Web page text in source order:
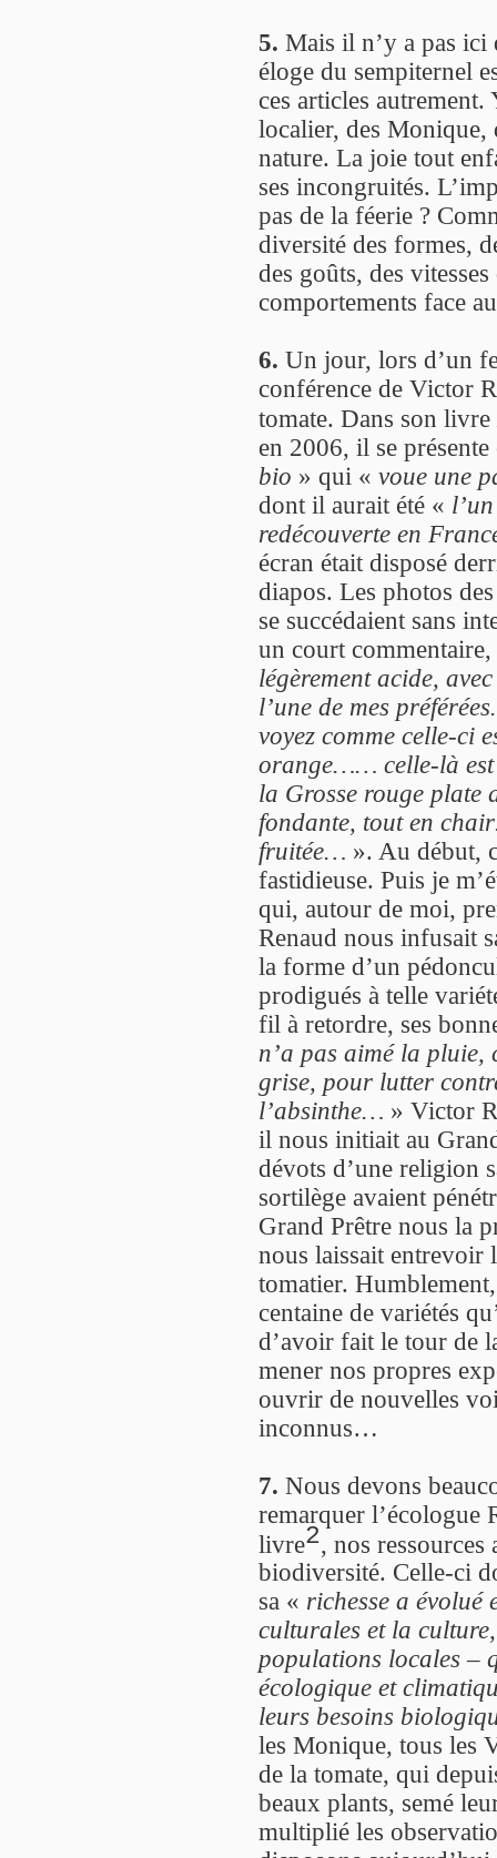
5. Mais il n’y a pas ici
éloge du sempiternel
ces articles
localier, des Monique,
nature. La joie tout
ses incongruités.
pas de la féerie ?
diversité des formes,
des goûts, des
comportements face
6. Un jour, lors d’un
conférence de Victor
tomate. Dans son livre
en 2006, il se
bio » qui « voue une
dont il aurait été «
redécouverte en
écran était disposé
diapos. Les photos
se succédaient sans
un court
légèrement acide,
l’une de mes
voyez comme celle-ci
orange…… celle-là est
la Grosse rouge
fondante, tout en
fruitée… ». Au début,
fastidieuse. Puis je
qui, autour de moi,
Renaud nous infusait
la forme d’un
prodigués à telle
fil à retordre, ses
n’a pas aimé la
grise, pour lutter
l’absinthe… » Victor
il nous initiait au
dévots d’une religion
sortilège avaient
Grand Prêtre nous la
nous laissait entrevoir
tomatier.
centaine de variétés
d’avoir fait le tour de
mener nos propres
ouvrir de nouvelles
inconnus…
7. Nous devons
remarquer l’écologue
livre2, nos
biodiversité. Celle-ci
sa « richesse a évolué
culturales et la
populations locales –
écologique et
leurs besoins
les Monique, tous les
de la tomate, qui
beaux plants, semé
multiplié les